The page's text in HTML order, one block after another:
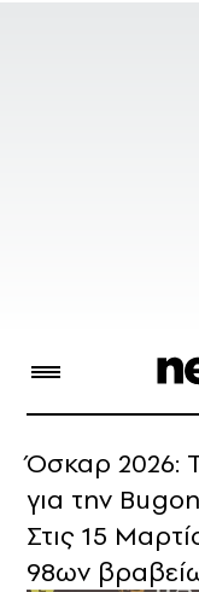
Όσκαρ 2026:
για την
Στις 15
98ων